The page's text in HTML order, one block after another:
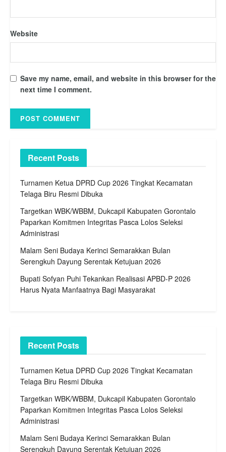
Website
Save my name, email, and website in this browser for the
next time I comment.
Recent Posts
Turnamen Ketua DPRD Cup 2026 Tingkat Kecamatan
Telaga Biru Resmi Dibuka
Targetkan WBK/WBBM, Dukcapil Kabupaten Gorontalo
Paparkan Komitmen Integritas Pasca Lolos Seleksi
Administrasi
Malam Seni Budaya Kerinci Semarakkan Bulan
Serengkuh Dayung Serentak Ketujuan 2026
Bupati Sofyan Puhi Tekankan Realisasi APBD-P 2026
Harus Nyata Manfaatnya Bagi Masyarakat
Recent Posts
Turnamen Ketua DPRD Cup 2026 Tingkat Kecamatan
Telaga Biru Resmi Dibuka
Targetkan WBK/WBBM, Dukcapil Kabupaten Gorontalo
Paparkan Komitmen Integritas Pasca Lolos Seleksi
Administrasi
Malam Seni Budaya Kerinci Semarakkan Bulan
Serengkuh Dayung Serentak Ketujuan 2026